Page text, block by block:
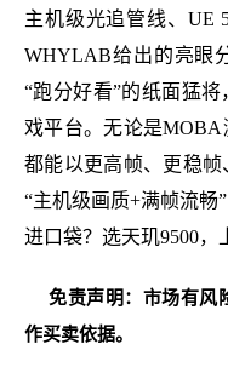
主机级光追管线、UE
WHYLAB给出的亮眼
“跑分好看”的纸面猛
戏平台。无论是MOBA
都能以更高帧、更稳
“主机级画质+满帧流畅
进口袋？选天玑9500，
免责声明：市场有风
作买卖依据。